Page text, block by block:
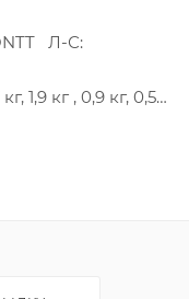
Л-С:
1,9 кг , 0,9 кг, 0,5